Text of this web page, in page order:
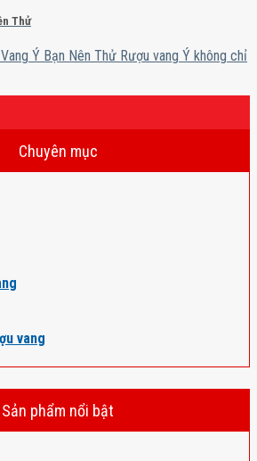
Thử
Ý Bạn Nên Thử Rượu vang Ý không chỉ
Chuyên mục
vang
Sản phẩm nổi bật